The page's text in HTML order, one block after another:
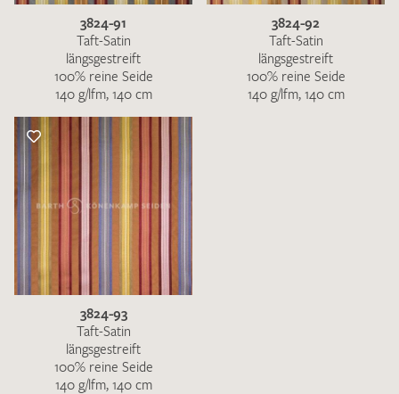
3824-91
Taft-Satin
längsgestreift
100% reine Seide
140 g/lfm, 140 cm
3824-92
Taft-Satin
längsgestreift
100% reine Seide
140 g/lfm, 140 cm
3824-93
Taft-Satin
längsgestreift
100% reine Seide
140 g/lfm, 140 cm